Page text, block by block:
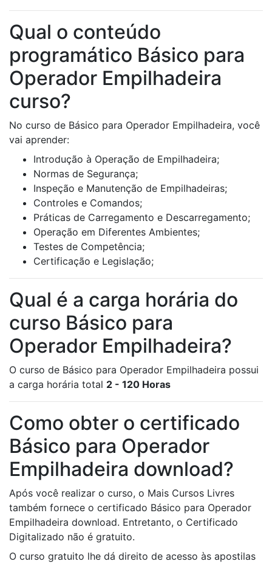
Qual o conteúdo
programático Básico para
Operador Empilhadeira
curso?
No curso de Básico para Operador Empilhadeira, você
vai aprender:
Introdução à Operação de Empilhadeira;
Normas de Segurança;
Inspeção e Manutenção de Empilhadeiras;
Controles e Comandos;
Práticas de Carregamento e Descarregamento;
Operação em Diferentes Ambientes;
Testes de Competência;
Certificação e Legislação;
Qual é a carga horária do
curso Básico para
Operador Empilhadeira?
O curso de Básico para Operador Empilhadeira possui
a carga horária total 2 - 120 Horas
Como obter o certificado
Básico para Operador
Empilhadeira download?
Após você realizar o curso, o Mais Cursos Livres
também fornece o certificado Básico para Operador
Empilhadeira download. Entretanto, o Certificado
Digitalizado não é gratuito.
O curso gratuito lhe dá direito de acesso às apostilas